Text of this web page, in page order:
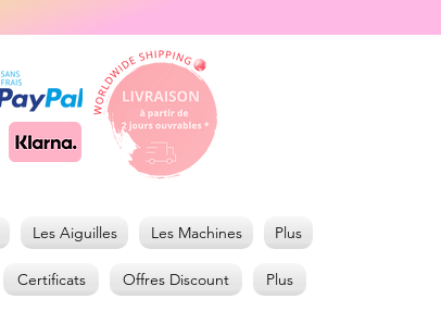
Les Aiguilles Les Machines Plus
Certificats Offres Discount Plus